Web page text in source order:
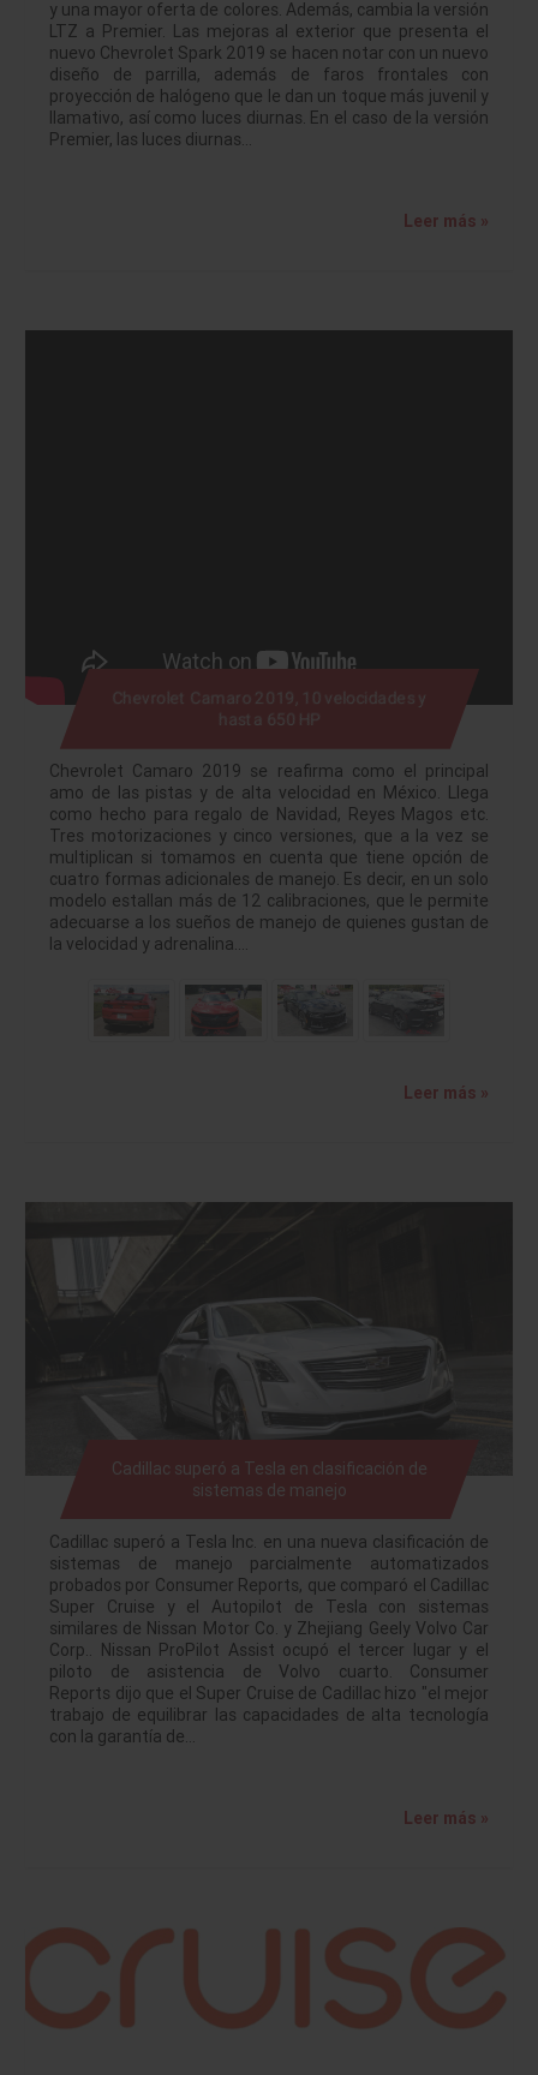
y una mayor oferta de colores. Además, cambia la versión
LTZ a Premier. Las mejoras al exterior que presenta el
nuevo Chevrolet Spark 2019 se hacen notar con un nuevo
diseño de parrilla, además de faros frontales con
proyección de halógeno que le dan un toque más juvenil y
llamativo, así como luces diurnas. En el caso de la versión
Premier, las luces diurnas…
Leer más »
Chevrolet Camaro 2019, 10 velocidades y
hasta 650 HP
Chevrolet Camaro 2019 se reafirma como el principal
amo de las pistas y de alta velocidad en México. Llega
como hecho para regalo de Navidad, Reyes Magos etc.
Tres motorizaciones y cinco versiones, que a la vez se
multiplican si tomamos en cuenta que tiene opción de
cuatro formas adicionales de manejo. Es decir, en un solo
modelo estallan más de 12 calibraciones, que le permite
adecuarse a los sueños de manejo de quienes gustan de
la velocidad y adrenalina.…
Leer más »
Cadillac superó a Tesla en clasificación de
sistemas de manejo
Cadillac superó a Tesla Inc. en una nueva clasificación de
sistemas de manejo parcialmente automatizados
probados por Consumer Reports, que comparó el Cadillac
Super Cruise y el Autopilot de Tesla con sistemas
similares de Nissan Motor Co. y Zhejiang Geely Volvo Car
Corp.. Nissan ProPilot Assist ocupó el tercer lugar y el
piloto de asistencia de Volvo cuarto. Consumer
Reports dijo que el Super Cruise de Cadillac hizo "el mejor
trabajo de equilibrar las capacidades de alta tecnología
con la garantía de…
Leer más »